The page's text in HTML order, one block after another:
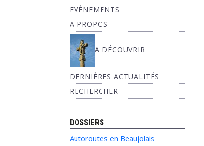
EVÈNEMENTS
A PROPOS
A DÉCOUVRIR
DERNIÈRES ACTUALITÉS
RECHERCHER
DOSSIERS
Autoroutes en Beaujolais